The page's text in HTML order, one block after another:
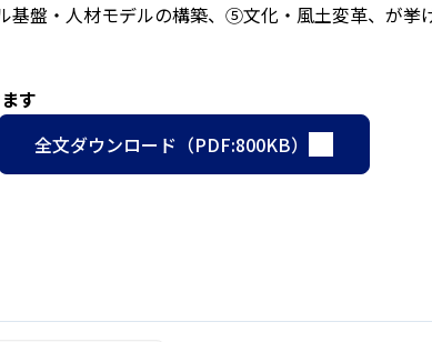
盤・人材モデルの構築、⑤文化・風土変革、が挙
す
全文ダウンロード（PDF:800KB）